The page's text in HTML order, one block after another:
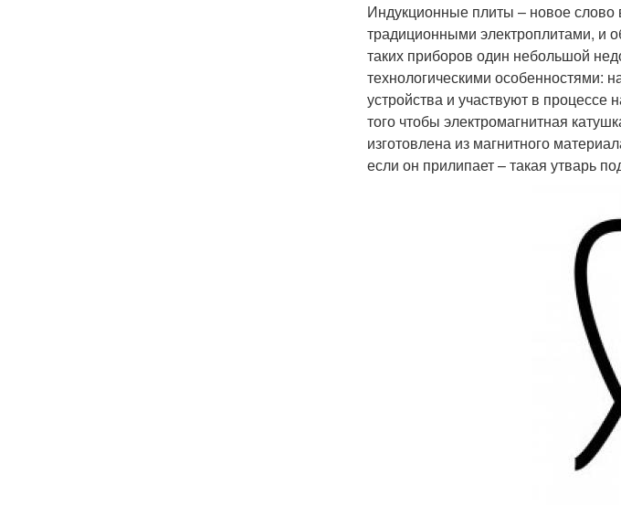
Индукционные плиты – новое слово
традиционными электроплитами, и
таких приборов один небольшой
технологическими особенностями:
устройства и участвуют в процессе
того чтобы электромагнитная
изготовлена из магнитного
если он прилипает – такая утварь